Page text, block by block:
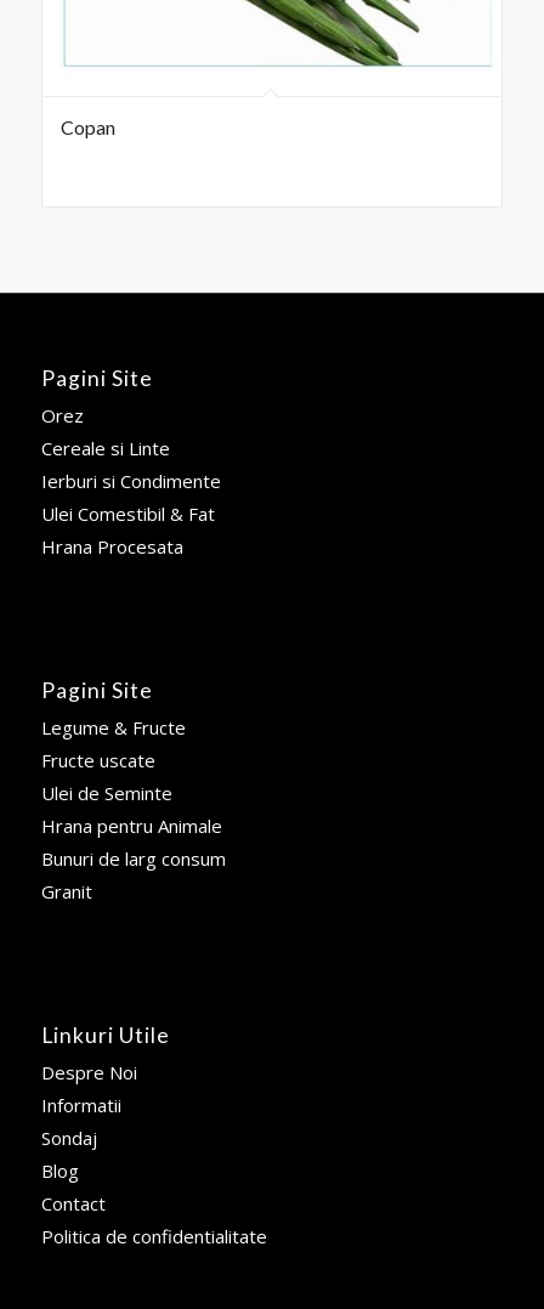
Copan
Pagini Site
Orez
Cereale si Linte
Ierburi si Condimente
Ulei Comestibil & Fat
Hrana Procesata
Pagini Site
Legume & Fructe
Fructe uscate
Ulei de Seminte
Hrana pentru Animale
Bunuri de larg consum
Granit
Linkuri Utile
Despre Noi
Informatii
Sondaj
Blog
Contact
Politica de confidentialitate